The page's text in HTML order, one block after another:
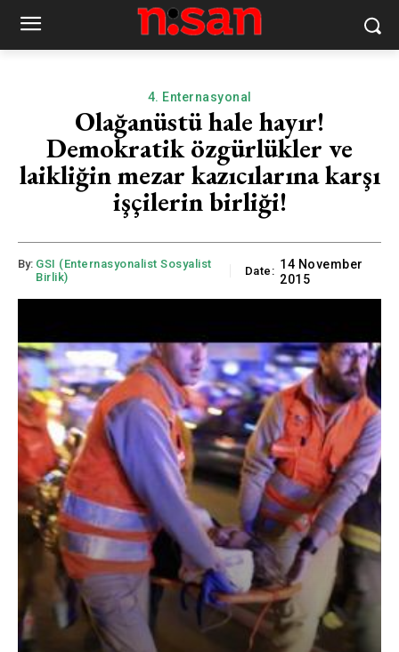
4. Enternasyonal
Olağanüstü hale hayır!
Demokratik özgürlükler ve
laikliğin mezar kazıcılarına karşı
işçilerin birliği!
By: GSI (Enternasyonalist Sosyalist
Birlik)
Date: 14 November
2015